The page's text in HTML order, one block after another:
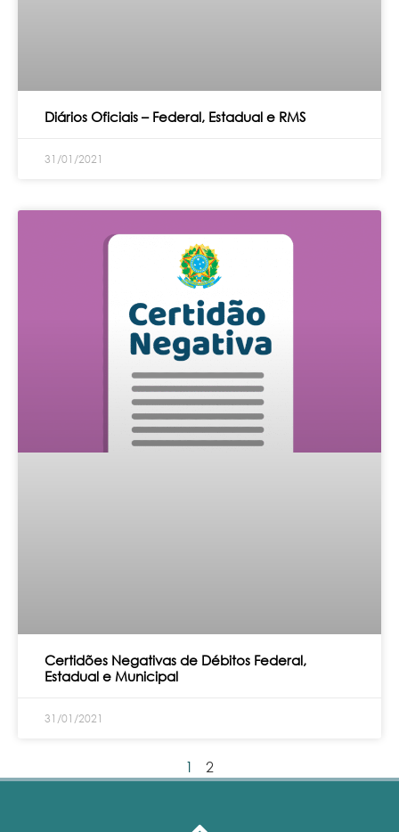
Diários Oficiais – Federal, Estadual e RMS
31/01/2021
Certidões Negativas de Débitos Federal,
Estadual e Municipal
31/01/2021
1 2